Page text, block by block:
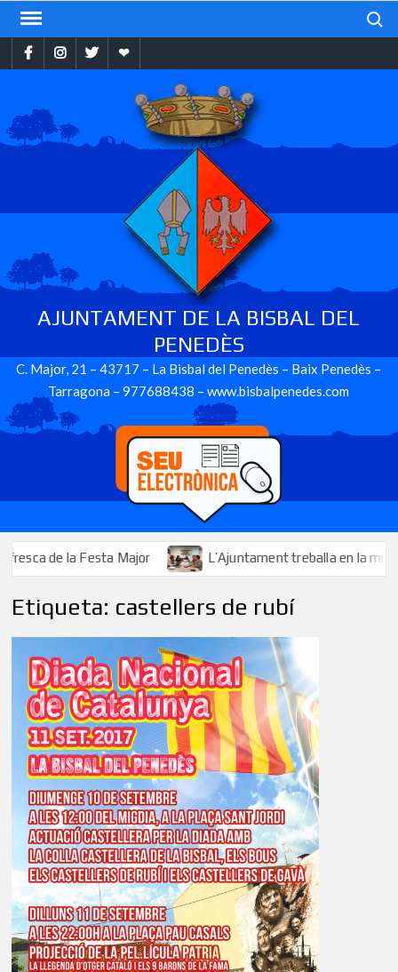
Skip
contentFacebookInstragram
TwitterEbando
AJUNTAMENT DE LA BISBAL DEL
PENEDÈS
C. Major, 21 – 43717 – La Bisbal del Penedès – Baix Penedès –
Tarragona – 977688438 – www.bisbalpenedes.com
de la Festa Major L’Ajuntament treballa en la millora i
Etiqueta: castellers de rubí